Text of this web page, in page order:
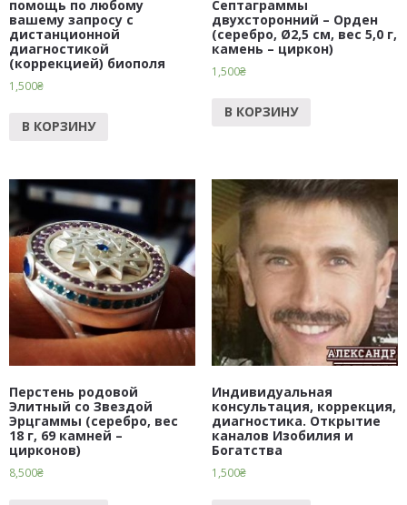
помощь по любому
вашему запросу с
дистанционной
диагностикой
(коррекцией) биополя
1,500₴
В КОРЗИНУ
Септаграммы
двухсторонний – Орден
(серебро, Ø2,5 см, вес 5,0 г,
камень – циркон)
1,500₴
В КОРЗИНУ
Перстень родовой
Элитный со Звездой
Эрцгаммы (серебро, вес
18 г, 69 камней –
цирконов)
8,500₴
Индивидуальная
консультация, коррекция,
диагностика. Открытие
каналов Изобилия и
Богатства
1,500₴